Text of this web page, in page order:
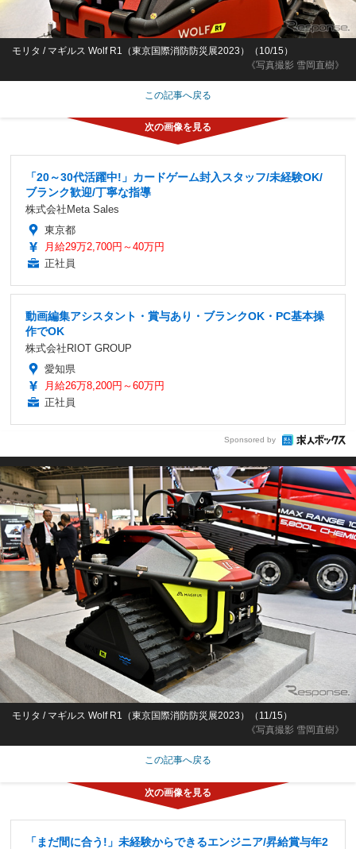
《写真撮影 雪岡直樹》
モリタ / マギルス Wolf R1（東京国際消防防災展2023）（10/15）
この記事へ戻る
「20～30代活躍中!」カードゲーム封入スタッフ/未経験OK/
ブランク歓迎/丁寧な指導
株式会社Meta Sales
東京都
月給29万2,700円～40万円
正社員
動画編集アシスタント・賞与あり・ブランクOK・PC基本操
作でOK
株式会社RIOT GROUP
愛知県
月給26万8,200円～60万円
正社員
Sponsored by
《写真撮影 雪岡直樹》
モリタ / マギルス Wolf R1（東京国際消防防災展2023）（11/15）
この記事へ戻る
「まだ間に合う!」未経験からできるエンジニア/昇給賞与年2